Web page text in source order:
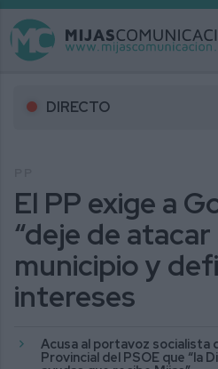
DIRECTO
El PP exige a
“deje de
municipio y
intereses
Acusa al portavoz socialista
Provincial del PSOE que “la